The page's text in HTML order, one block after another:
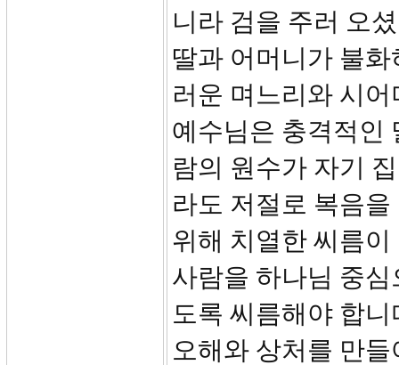
니라 검을 주러 오
딸과 어머니가 불
러운 며느리와 시
예수님은 충격적인
람의 원수가 자기
라도 저절로 복음
위해 치열한 씨름
사람을 하나님 중
도록 씨름해야 합
오해와 상처를 만